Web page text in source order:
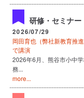
研修・セミナー
2026/07/29
岡田育也（弊社新教育推
で講演
2026年6月、熊谷市小中
務...
more...